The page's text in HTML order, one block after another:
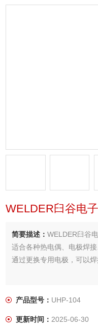
WELDER臼谷电
简要描述：WELDER臼谷
适合各种热电偶、电极焊
通过更换专用电极，可以
产品型号： UHP-104
更新时间：2025-06-30